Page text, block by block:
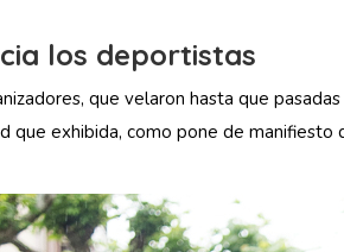
los deportistas
que velaron hasta que
que exhibida, como pone de